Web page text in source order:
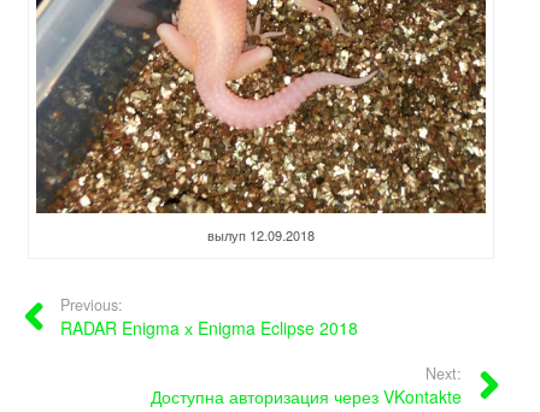
вылуп 12.09.2018
Previous:
RADAR Enigma х Enigma Eclipse 2018
Next:
Доступна авторизация через VKontakte